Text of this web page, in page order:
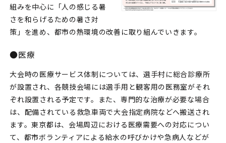
組みを中心に「人の感じる暑
さを和らげるための暑さ対
策」を進め、都市の熱環境の改善に取り組んでいきます。
●医療
大会時の医療サービス体制については、選手村に総合診療所
が設置され、各競技会場には選手用と観客用の医務室がそれ
ぞれ設置される予定です。また、専門的な治療が必要な場合
は、配備されている救急車両で大会指定病院などへ搬送され
ます。東京都は、会場周辺における医療需要への対応につい
て、都市ボランティアによる給水の呼びかけや急病人などが